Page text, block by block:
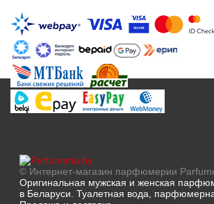
© Интернет-магазин парфюмерии
Оригинальная мужская и женская
в Беларуси. Туалетная вода,